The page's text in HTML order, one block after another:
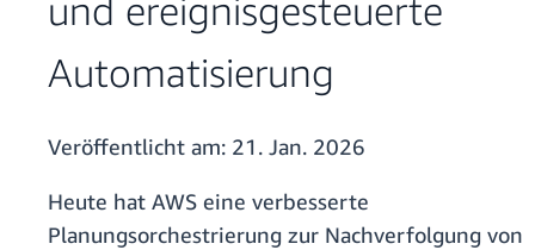
und ereignisgesteuerte
Automatisierung
Veröffentlicht am: 21. Jan. 2026
Heute hat AWS eine verbesserte
Planungsorchestrierung zur Nachverfolgung von